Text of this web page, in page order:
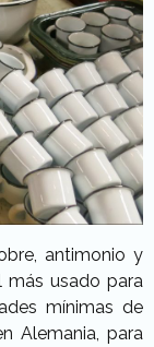
antimonio y
usado para
mínimas de
Alemania, para